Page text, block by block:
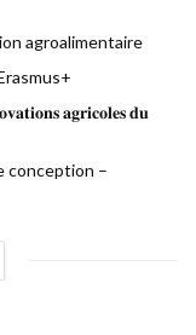
agroalimentaire
𝐚𝐠𝐫𝐢𝐜𝐨𝐥𝐞𝐬 𝐝𝐮
conception –